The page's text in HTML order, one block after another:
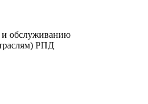
и обслуживанию
РПД